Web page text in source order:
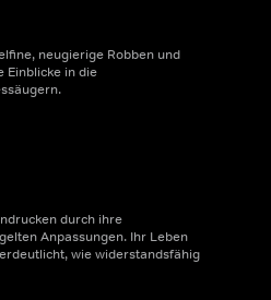
neugierige Robben und
Einblicke in die
durch ihre
Anpassungen. Ihr Leben
wie widerstandsfähig